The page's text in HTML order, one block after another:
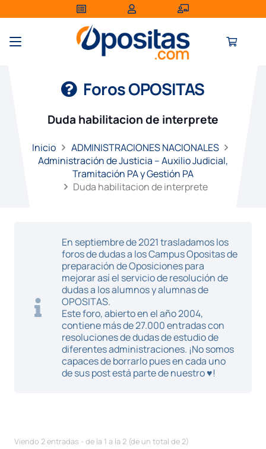
Foros OPOSITAS
Duda habilitacion de interprete
Inicio
ADMINISTRACIONES NACIONALES
Administración de Justicia – Auxilio Judicial,
Tramitación PA y Gestión PA
Duda habilitacion de interprete
En septiembre de 2021 trasladamos los
foros de dudas a los Campus Opositas de
preparación de Oposiciones para
mejorar así el servicio de resolución de
dudas a los alumnos y alumnas de
OPOSITAS.
Este foro, abierto en el año 2004,
contiene más de 27.000 entradas con
resoluciones de dudas de estudio de
diferentes administraciones. ¡No somos
capaces de borrarlo pues en cada uno
de sus post está parte de nuestro ♥!
Viendo 2 entradas - de la 1 a la 2 (de un total de 2)